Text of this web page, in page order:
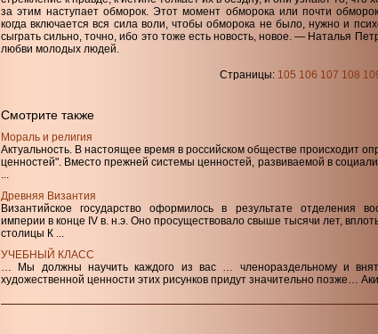
за этим наступает обморок. Этот момент обморока или почти
когда включается вся сила воли, чтобы обморока не было, нужно и
сыграть сильно, точно, ибо это тоже есть новость, новое. — Наталья
любви молодых людей.
Страницы: 105 106 107 108
Смотрите также
Мораль и религия
Актуальность. В настоящее время в российском обществе происходит
ценностей". Вместо прежней системы ценностей, развиваемой в
...
Древняя Византия
Византийское государство оформилось в результате отделения
империи в конце IV в. н.э. Оно просуществовало свыше тысячи лет,
столицы К ...
УЧЕБНЫЙ КЛАСС
… Мы должны научить каждого из вас … членораздельному и
художественной ценности этих рисунков придут значительно позже…